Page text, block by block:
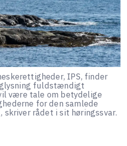
IPS, finder
fuldstændigt
være tale om betydelige
for den samlede
rådet i sit høringssvar.